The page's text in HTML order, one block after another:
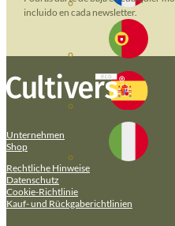
incluido en cada newsletter.
Unternehmen
Shop
Rechtliche Hinweise
Datenschutz
Cookie-Richtlinie
Kauf- und Rückgaberichtlinien